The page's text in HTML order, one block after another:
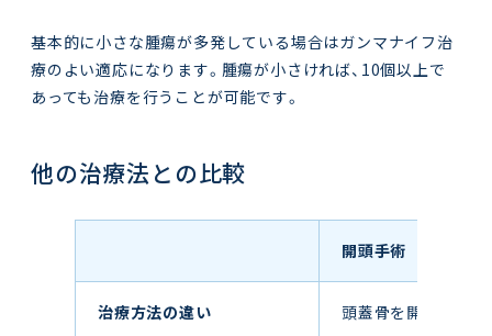
基本的に小さな腫瘍が多発している場合はガンマナイフ治
療のよい適応になります。腫瘍が小さければ、10個以上で
あっても治療を行うことが可能です。
他の治療法との比較
開頭手術
治療方法の違い 頭蓋骨を開けて病